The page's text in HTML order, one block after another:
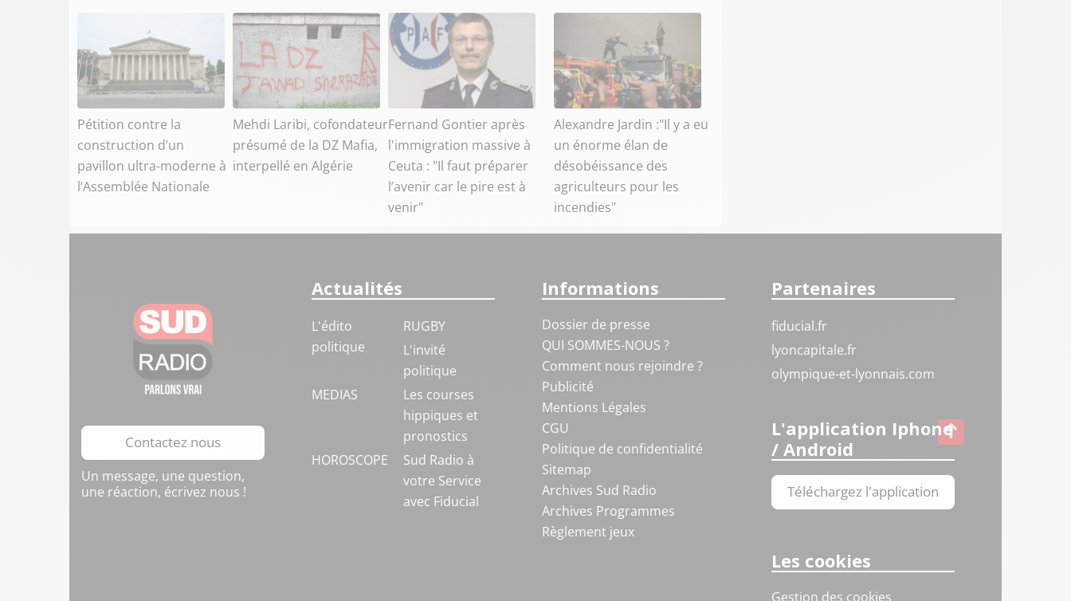
Pétition contre la
construction d’un
pavillon ultra-moderne à
l’Assemblée Nationale
Mehdi Laribi, cofondateur
présumé de la DZ Mafia,
interpellé en Algérie
Fernand Gontier après
l'immigration massive à
Ceuta : "Il faut préparer
l’avenir car le pire est à
venir"
Alexandre Jardin :"Il y a eu
un énorme élan de
désobéissance des
agriculteurs pour les
incendies"
Contactez nous
Un message, une question,
une réaction, écrivez nous !
Actualités
L'édito
politique
RUGBY
L'invité
politique
MEDIAS
Les courses
hippiques et
pronostics
HOROSCOPE
Sud Radio à
votre Service
avec Fiducial
Informations
Dossier de presse
QUI SOMMES-NOUS ?
Comment nous rejoindre ?
Publicité
Mentions Légales
CGU
Politique de confidentialité
Sitemap
Archives Sud Radio
Archives Programmes
Règlement jeux
Partenaires
fiducial.fr
lyoncapitale.fr
olympique-et-lyonnais.com
L'application Iphone
/ Android
Téléchargez l'application
Les cookies
Gestion des cookies